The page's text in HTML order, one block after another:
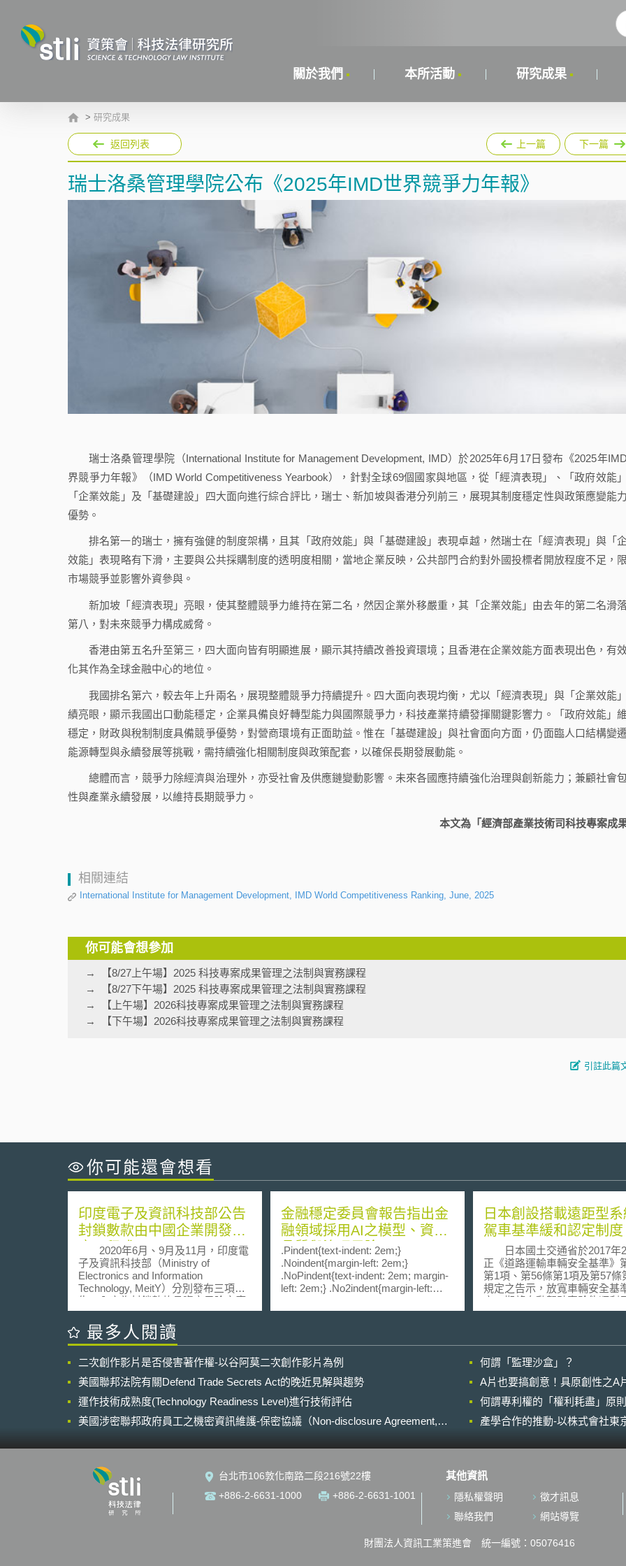
關於我們 本所活動 研究成果
> 研究成果
返回列表 上一篇 下一篇
瑞士洛桑管理學院公布《2025年IMD世界競爭力年報》
瑞士洛桑管理學院（International Institute for Management Development, IMD）於2025年6月17日發布《2025年
界競爭力年報》（IMD World Competitiveness Yearbook），針對全球69個國家與地區，從「經濟表現」、「政府效能
「企業效能」及「基礎建設」四大面向進行綜合評比，瑞士、新加坡與香港分列前三，展現其制度穩定性與政策應變能
優勢。
排名第一的瑞士，擁有強健的制度架構，且其「政府效能」與「基礎建設」表現卓越，然瑞士在「經濟表現」與「
效能」表現略有下滑，主要與公共採購制度的透明度相關，當地企業反映，公共部門合約對外國投標者開放程度不足，
市場競爭並影響外資參與。
新加坡「經濟表現」亮眼，使其整體競爭力維持在第二名，然因企業外移嚴重，其「企業效能」由去年的第二名滑
第八，對未來競爭力構成威脅。
香港由第五名升至第三，四大面向皆有明顯進展，顯示其持續改善投資環境；且香港在企業效能方面表現出色，有
化其作為全球金融中心的地位。
我國排名第六，較去年上升兩名，展現整體競爭力持續提升。四大面向表現均衡，尤以「經濟表現」與「企業效能
績亮眼，顯示我國出口動能穩定，企業具備良好轉型能力與國際競爭力，科技產業持續發揮關鍵影響力。「政府效能」
穩定，財政與稅制制度具備競爭優勢，對營商環境有正面助益。惟在「基礎建設」與社會面向方面，仍面臨人口結構變遷
能源轉型與永續發展等挑戰，需持續強化相關制度與政策配套，以確保長期發展動能。
總體而言，競爭力除經濟與治理外，亦受社會及供應鏈變動影響。未來各國應持續強化治理與創新能力；兼顧社會
性與產業永續發展，以維持長期競爭力。
本文為「經濟部產業技術司科技專案成果
相關連結
International Institute for Management Development, IMD World Competitiveness Ranking, June, 2025
你可能會想參加
【8/27上午場】2025 科技專案成果管理之法制與實務課程
【8/27下午場】2025 科技專案成果管理之法制與實務課程
【上午場】2026科技專案成果管理之法制與實務課程
【下午場】2026科技專案成果管理之法制與實務課程
引註此篇
你可能還會想看
印度電子及資訊科技部公告
封鎖數款由中國企業開發之
應用程式
2020年6月、9月及11月，印度電
子及資訊科技部（Ministry of
Electronics and Information
Technology, MeitY）分別發布三項公
告，內容為封鎖數款具資安風險之應
用程式，並直接列出名單，總數一共
高達220款。三項公告分別如下： 政
府封鎖59款有害印度主權之完整性、
應用程式（Government Bans 59
mobile apps which are prejudicial to
sovereignty and integrity of India,
defence of India, security of state and
public order）。 政府封鎖118款有害
印度主權之完整性、防禦力、國家安
（Government Blocks 118 Mobile
Apps Which are Prejudicial to
Sovereignty and Integrity of India,
Defence of India, Security of State
and Public Order）。 政府禁止國內
使用者使用43款手機應用程式
金融穩定委員會報告指出金
融領域採用AI之模型、資料
品質與治理風險
.Pindent{text-indent: 2em;}
.Noindent{margin-left: 2em;}
.NoPindent{text-indent: 2em; margin-
left: 2em;} .No2indent{margin-left:
margin-left: 3em} .No3indent{margin-
2024年11月14日發布《人工智慧對金
融穩定的影響》報告，探討人工智慧
（Artificial Intelligence, AI）在金融領
域的應用進展及對全球金融穩定的影
響，分析相關風險並提出建議。 報告
指出AI具有提升效率、加強法規遵
分析等益處，但同時可能加劇某些金
而構成金融穩定風險。報告特別提出
之脆弱性包括：「第三方依賴及服務
供應商集中化」、「市場相關性」、
「資安風險」，以及「模型風險、資
品質與治理中，廣泛應用AI可能導致
日本創設搭載遠距型系
駕車基準緩和認定制度
日本國土交通省於2017年
正《道路運輸車輛安全基準》
第1項、第56條第1項及第57條
規定之告示，放寬車輛安全基
定，期望自動駕駛實驗能順利
惟在各種自動駕駛實驗中，遠
以車內有駕駛為前提而訂定之
運輸車輛安全基準》相距甚遠
律判斷其符合安全基準有所困
此，為使遠距型自駕系統道路
夠順利進行，國土交通省於
月30日創設「搭載遠距型系統
型自駕系統實施道路實驗所需
準緩和認定制度」規定項目包
請放寬基準之對象、申請者、
及繳交文件、審查項目、條件
制、基準放寬之認定、車體標
最多人閱讀
二次創作影片是否侵害著作權-以谷阿莫二次創作影片為例
何謂「監理沙盒」？
美國聯邦法院有關Defend Trade Secrets Act的晚近見解與趨勢
A片也要搞創意！具原創性之A
運作技術成熟度(Technology Readiness Level)進行技術評估
何謂專利權的「權利耗盡」原
美國涉密聯邦政府員工之機密資訊維護-保密協議（Non-disclosure Agreement,
產學合作的推動-以株式會社東
台北市106敦化南路二段216號22樓
+886-2-6631-1000
+886-2-6631-1001
其他資訊
隱私權聲明
徵才訊息
聯絡我們
網站導覽
財團法人資訊工業策進會 統一編號：05076416